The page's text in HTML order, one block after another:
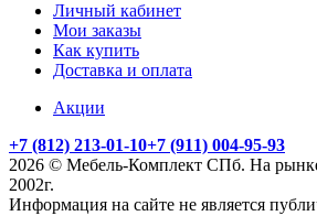
Личный кабинет
Мои заказы
Как купить
Доставка и оплата
Акции
+7 (812) 213-01-10+7 (911) 004-95-93
2026 © Мебель-Комплект СПб. На
2002г.
Информация на сайте не является